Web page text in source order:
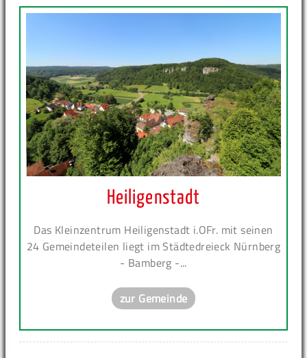
Heiligenstadt
Das Kleinzentrum Heiligenstadt i.OFr. mit seinen
24 Gemeindeteilen liegt im Städtedreieck Nürnberg
- Bamberg -...
zur Gemeinde